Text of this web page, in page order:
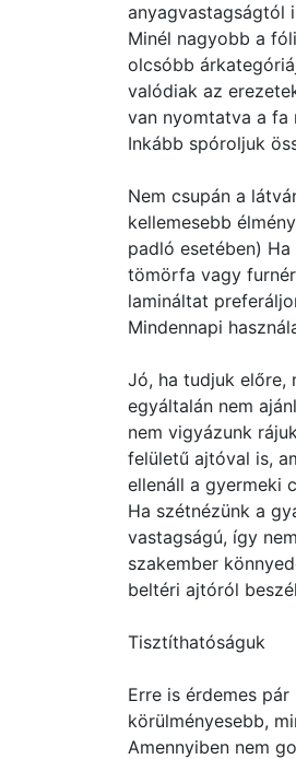
anyagvastagságtól
Minél nagyobb a
olcsóbb
valódiak az
van nyomtatva a fa
Inkább spóroljuk
Nem csupán a
kellemesebb
padló esetében)
tömörfa vagy
lamináltat
Mindennapi
Jó, ha tudjuk előre,
egyáltalán nem
nem vigyázunk
felületű ajtóval is,
ellenáll a gyermeki
Ha szétnézünk a
vastagságú, így
szakember
beltéri ajtóról
Tisztíthatóságuk
Erre is érdemes
körülményesebb,
Amennyiben nem